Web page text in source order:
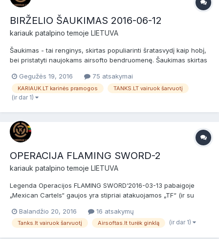
BIRŽELIO ŠAUKIMAS 2016-06-12
kariauk patalpino temoje LIETUVA
Šaukimas - tai renginys, skirtas populiarinti šratasvydį kaip hobį,
bei pristatyti naujokams airsofto bendruomenę. Šaukimas skirtas
komandoms. Prieš žaidimą bus NEMOKAMI dviejų valandų
baziniai kariniai mokymai, po jų žaidimas. Data:...
Gegužės 19, 2016 75 atsakymai
KARIAUK.LT karinės pramogos TANKS.LT vairuok šarvuotį
(ir dar 1)
OPERACIJA FLAMING SWORD-2
kariauk patalpino temoje LIETUVA
Legenda Operacijos FLAMING SWORD‘2016-03-13 pabaigoje
„Mexican Cartels“ gaujos yra stipriai atakuojamos „TF“ (ir su
didelių nuostolių ir išstumiamos iš savo veiklos rajono.
Narkobaronas El Čudo su jam ištikimų „Mex...
Balandžio 20, 2016 16 atsakymų
Tanks.lt vairuok šarvuotį Airsoftas.lt turėk ginklą (ir dar 1)